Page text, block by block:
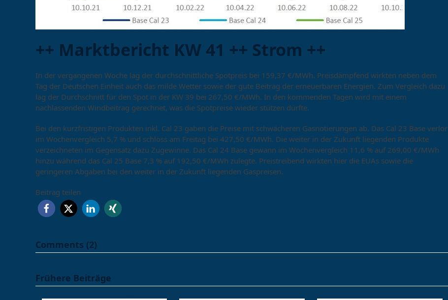
++ Marktbericht KW 41 ++ Strom ++
In der vergangenen Woche lag der durchschnittliche Spotpreis bei 159,37 €/MWh. Preisdämpfend wirkten neben dem
Tag der Deutschen Einheit auch das milde Wetter sowie der gute Beitrag der erneuerbaren Energien. Zum Vergleich dazu
lag der Durchschnitt für den Spot in der KW 39 bei 267,50 €/MWh. In den kommenden Tagen wird mit einem
nachlassenden Windbeitrag gerechnet, was die Spotpreise wieder stützen dürfte.
Bei den kurzfristigen Produkten inkl. Cal 23 gaben die Preise mit schwächeren Gasnotierungen ab. Das Cal 23 Base verlor
im Wochenvergleich 5,7 % und schloss am Freitag bei 427,50 €/MWh. Die weiter in der Zukunft liegenden Produkte
verzeichneten im Gegensatz dazu Zugewinne. Das Cal 24 Base gewann im Wochenvergleich 11,6 % auf 269,00 €/MWh
hinzu während das Cal 25 Base 7,3 % auf 192,50 €/MWh zulegte. Preistreibend wirkten hier die EUAs sowie die
geringeren Abgaben bei den weiter in der Zukunft liegenden Gaspreisen.
Beitrag teilen
Comments (2)
Frühere Beiträge